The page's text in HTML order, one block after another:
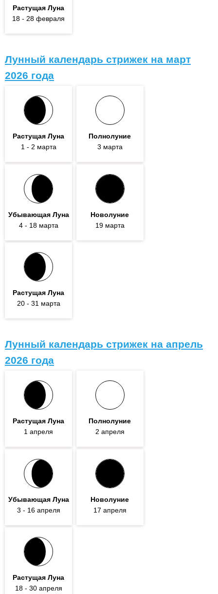
Растущая Луна
18 - 28 февраля
Лунный календарь стрижек на март
2026 года
Растущая Луна
1 - 2 марта
Полнолуние
3 марта
Убывающая Луна
4 - 18 марта
Новолуние
19 марта
Растущая Луна
20 - 31 марта
Лунный календарь стрижек на апрель
2026 года
Растущая Луна
1 апреля
Полнолуние
2 апреля
Убывающая Луна
3 - 16 апреля
Новолуние
17 апреля
Растущая Луна
18 - 30 апреля